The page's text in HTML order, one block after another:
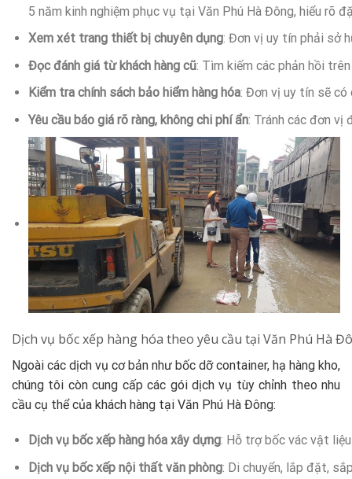
5 năm kinh nghiệm phục vụ tại Văn Phú Hà Đông, hiểu rõ
Xem xét trang thiết bị chuyên dụng: Đơn vị uy tín phải sở
Đọc đánh giá từ khách hàng cũ: Tìm kiếm các phản hồi
Kiểm tra chính sách bảo hiểm hàng hóa: Đơn vị uy tín sẽ có
Yêu cầu báo giá rõ ràng, không chi phí ẩn: Tránh các đơn vị
Dịch vụ bốc xếp hàng hóa theo yêu cầu tại Văn Phú Hà
Ngoài các dịch vụ cơ bản như bốc dỡ container, hạ hàng kho,
chúng tôi còn cung cấp các gói dịch vụ tùy chỉnh theo nhu
cầu cụ thể của khách hàng tại Văn Phú Hà Đông:
Dịch vụ bốc xếp hàng hóa xây dựng: Hỗ trợ bốc vác vật
Dịch vụ bốc xếp nội thất văn phòng: Di chuyển, lắp đặt,